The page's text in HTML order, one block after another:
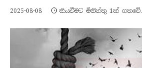
2025-08-08 කියවීමට මිනිත්තු 1ක් ගතවේ.